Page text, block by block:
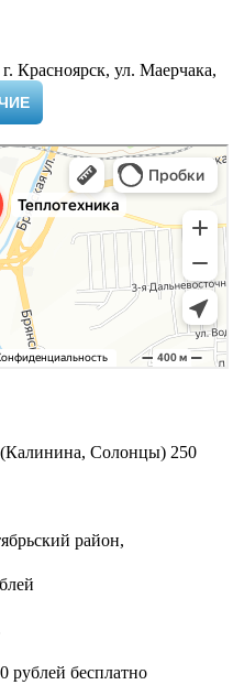
Красноярск, ул. Маерчака,
Солонцы) 250
район,
рублей бесплатно